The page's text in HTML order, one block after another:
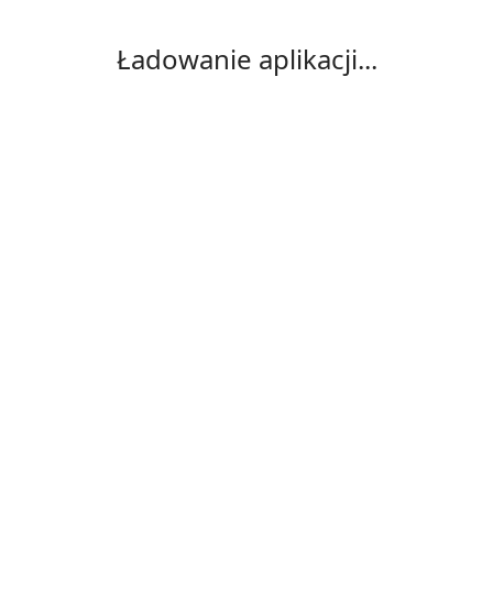
Ładowanie aplikacji...